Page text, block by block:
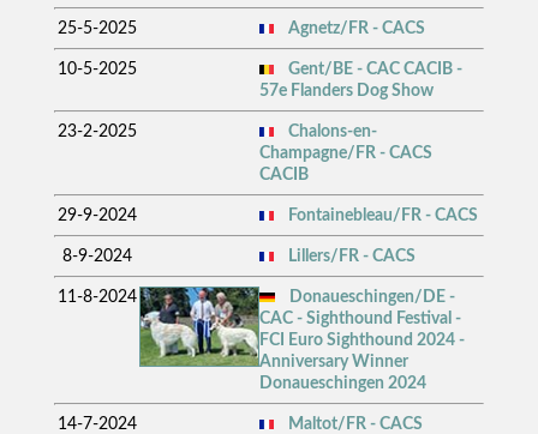
25-5-2025 Agnetz/FR - CACS
10-5-2025
Gent/BE - CAC CACIB -
57e Flanders Dog Show
23-2-2025
Chalons-en-
Champagne/FR - CACS
CACIB
29-9-2024 Fontainebleau/FR - CACS
8-9-2024 Lillers/FR - CACS
11-8-2024
Donaueschingen/DE -
CAC - Sighthound Festival -
FCI Euro Sighthound 2024 -
Anniversary Winner
Donaueschingen 2024
14-7-2024 Maltot/FR - CACS